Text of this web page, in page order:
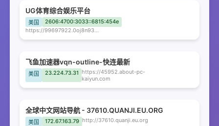
UG体育综合娱乐平台
美国
2606:4700:3033::6815:454e
https://99697922.0oj8n934p8.com
飞鱼加速器vqn-outline-快连最新
美国 23.224.73.31 https://45952.about-pc-
kaiyun.com
全球中文网站导航 - 37610.QUANJI.EU.ORG
美国 172.67.163.79 http://37610.quanji.eu.org